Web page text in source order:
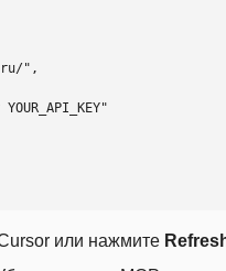
или нажмите